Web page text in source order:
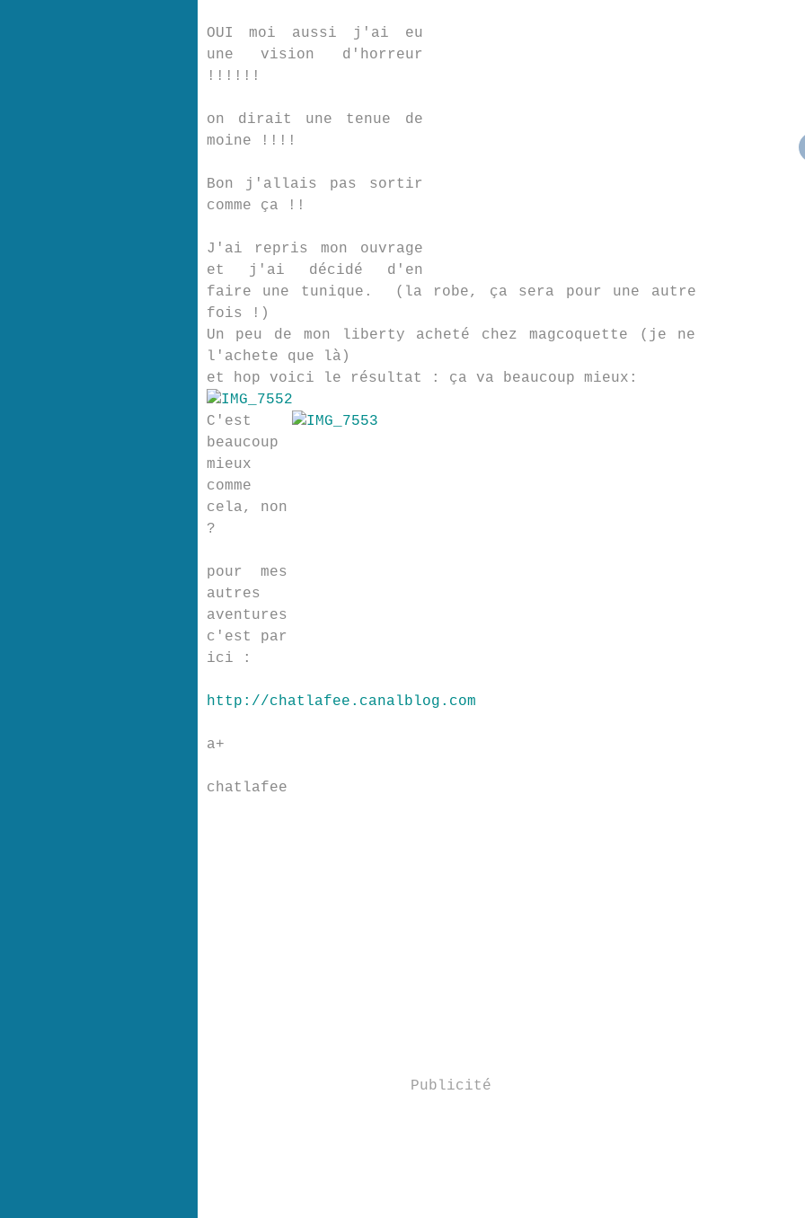
OUI moi aussi j'ai eu
une vision d'horreur
!!!!!!
on dirait une tenue de
moine !!!!
Bon j'allais pas sortir
comme ça !!
J'ai repris mon ouvrage
et j'ai décidé d'en
faire une tunique. (la robe, ça sera pour une autre
fois !)
Un peu de mon liberty acheté chez magcoquette (je ne
l'achete que là)
et hop voici le résultat : ça va beaucoup mieux:
C'est
beaucoup
mieux
comme
cela, non
?
pour mes
autres
aventures
c'est par
ici :
http://chatlafee.canalblog.com
a+
chatlafee
Publicité